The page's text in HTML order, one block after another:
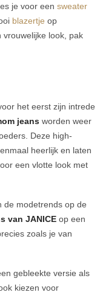
je voor een sweater
blazertje op
look, pak
het eerst zijn intrede
jeans worden weer
Deze high-
heerlijk en laten
een vlotte look met
de modetrends op de
van JANICE op een
zoals je van
gebleekte versie als
kiezen voor